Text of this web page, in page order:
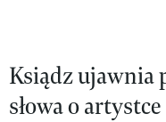
Ksiądz ujawnia
słowa o artystce